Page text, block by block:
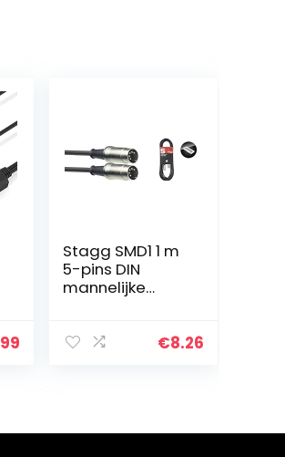
Stagg SMD1 1 m
5-pins DIN
mannelijke
€8.26